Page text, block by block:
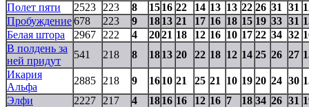
Полет пяти
2523 223 8 1516 22 14 13 13 22 26 31 31
Пробуждение678 223 9 1813 21 17 16 18 15 19 33 31
Белая штора
2967 222 4 2021 18 12 16 10 17 22 34 32
В полдень за
ней придут
541 218 8 1813 20 22 18 12 14 25 26 27
Икария
Альфа
2885 218 9 1610 21 25 21 10 19 20 24 30
Элфи
2227 217 4 1816 16 12 16 7 18 34 26 31